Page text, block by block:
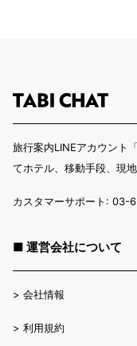
旅行案内LINEアカウント
てホテル、移動手段、現
カスタマーサポート: 03-
■ 運営会社について
> 会社情報
> 利用規約